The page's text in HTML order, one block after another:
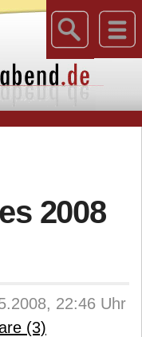
2008
22:46 Uhr
(3)